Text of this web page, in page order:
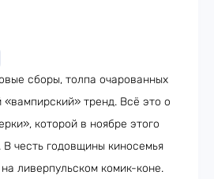
сборы, толпа очарованных
тренд. Всё это о
которой в ноябре этого
В честь годовщины киносемья
ливерпульском комик-коне.